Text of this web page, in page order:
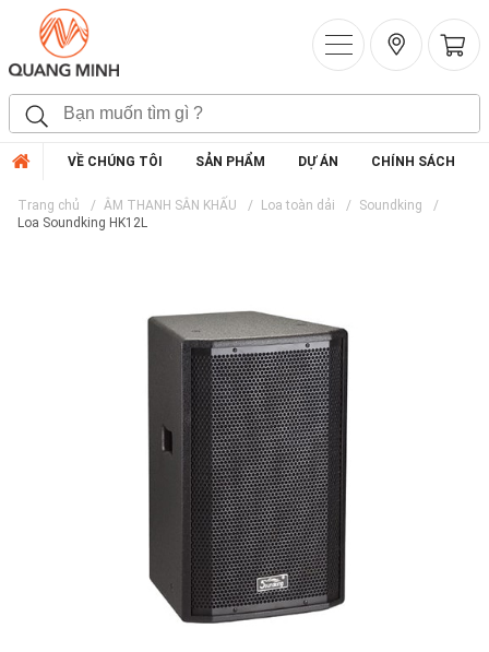
VỀ CHÚNG TÔI SẢN PHẨM DỰ ÁN CHÍNH SÁCH
Trang chủ ÂM THANH SÂN KHẤU Loa toàn dải
Soundking
Loa Soundking HK12L